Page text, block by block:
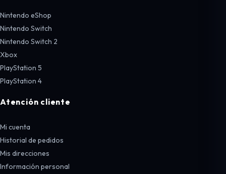
Nintendo eShop
Nintendo Switch
Nintendo Switch 2
Xbox
PlayStation 5
PlayStation 4
Atención cliente
Mi cuenta
Historial de pedidos
Mis direcciones
Información personal